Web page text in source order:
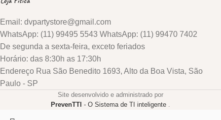
Email: dvpartystore@gmail.com
WhatsApp: (11) 99495 5543 WhatsApp: (11) 99470 7402
De segunda a sexta-feira, exceto feriados
Horário: das 8:30h as 17:30h
Endereço Rua São Benedito 1693, Alto da Boa Vista, São
Paulo - SP
Site desenvolvido e administrado por
PrevenTTI - O Sistema de TI inteligente .